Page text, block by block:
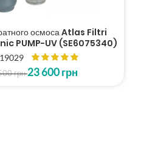
осмоса Atlas Filtri
PUMP-UV (SE6075340)
грн 23 600грн